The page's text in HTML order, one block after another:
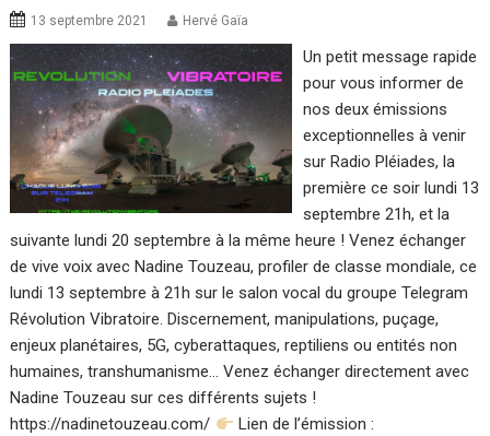
13 septembre 2021 Hervé Gaïa
Un petit message rapide
pour vous informer de
nos deux émissions
exceptionnelles à venir
sur Radio Pléiades, la
première ce soir lundi 13
septembre 21h, et la
suivante lundi 20 septembre à la même heure ! Venez échanger
de vive voix avec Nadine Touzeau, profiler de classe mondiale, ce
lundi 13 septembre à 21h sur le salon vocal du groupe Telegram
Révolution Vibratoire. Discernement, manipulations, puçage,
enjeux planétaires, 5G, cyberattaques, reptiliens ou entités non
humaines, transhumanisme… Venez échanger directement avec
Nadine Touzeau sur ces différents sujets !
https://nadinetouzeau.com/
Lien de l’émission :